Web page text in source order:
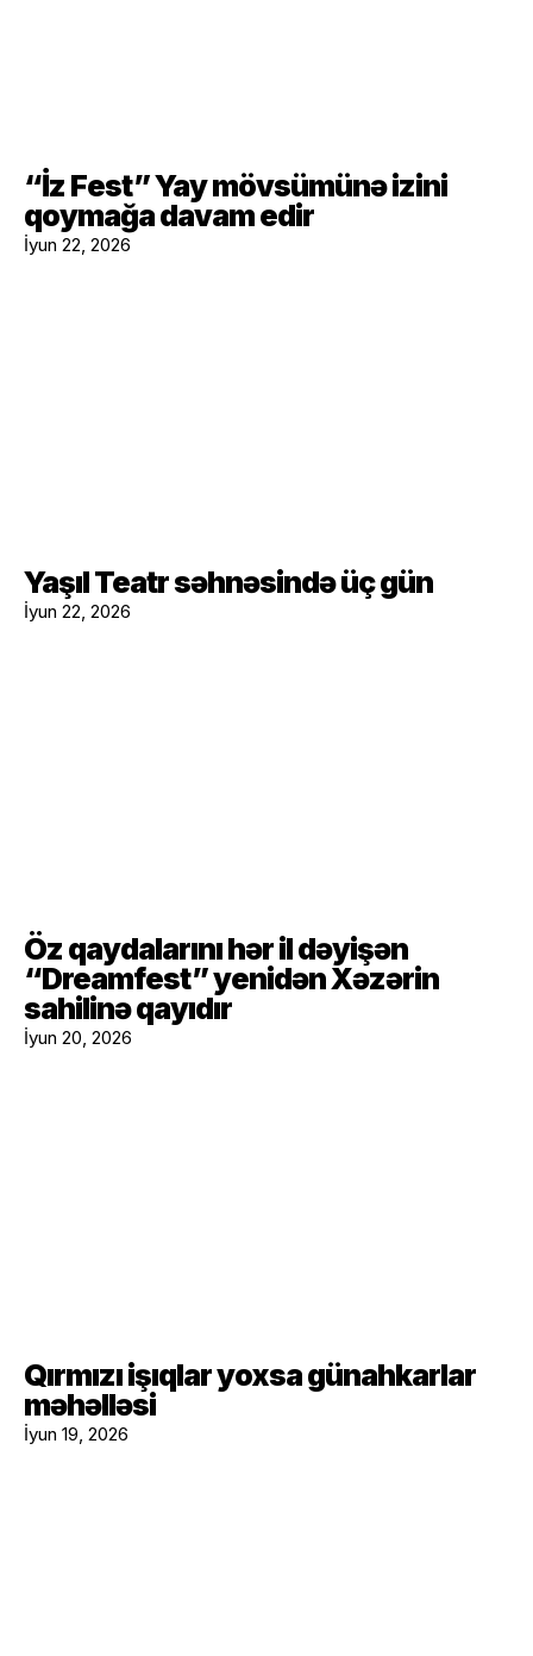
“İz Fest” Yay mövsümünə izini
qoymağa davam edir
İyun 22, 2026
Yaşıl Teatr səhnəsində üç gün
İyun 22, 2026
Öz qaydalarını hər il dəyişən
“Dreamfest” yenidən Xəzərin
sahilinə qayıdır
İyun 20, 2026
Qırmızı işıqlar yoxsa günahkarlar
məhəlləsi
İyun 19, 2026